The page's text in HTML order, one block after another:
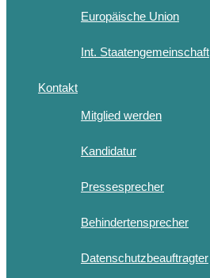
Europäische Union
Int. Staatengemeinschaft
Kontakt
Mitglied werden
Kandidatur
Pressesprecher
Behindertensprecher
Datenschutzbeauftragter